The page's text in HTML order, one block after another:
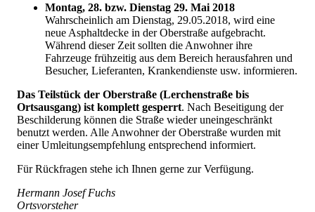
Montag, 28. bzw. Dienstag 29. Mai 2018
Wahrscheinlich am Dienstag, 29.05.2018, wird eine
neue Asphaltdecke in der Oberstraße aufgebracht.
Während dieser Zeit sollten die Anwohner ihre
Fahrzeuge frühzeitig aus dem Bereich herausfahren und
Besucher, Lieferanten, Krankendienste usw. informieren.
Das Teilstück der Oberstraße (Lerchenstraße bis
Ortsausgang) ist komplett gesperrt. Nach Beseitigung der
Beschilderung können die Straße wieder uneingeschränkt
benutzt werden. Alle Anwohner der Oberstraße wurden mit
einer Umleitungsempfehlung entsprechend informiert.
Für Rückfragen stehe ich Ihnen gerne zur Verfügung.
Hermann Josef Fuchs
Ortsvorsteher